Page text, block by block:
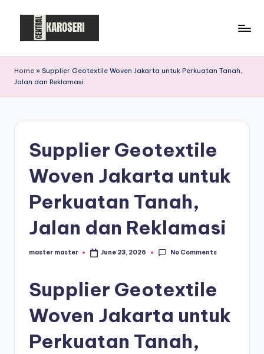
e
n
Home » Supplier Geotextile Woven Jakarta untuk Perkuatan Tanah,
Jalan dan Reklamasi
Supplier Geotextile
Woven Jakarta untuk
Perkuatan Tanah,
Jalan dan Reklamasi
Posted
master master June 23, 2026 No Comments
Supplier Geotextile
Woven Jakarta untuk
Perkuatan Tanah,